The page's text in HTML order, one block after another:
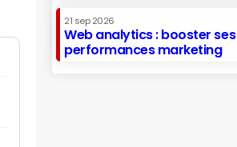
21 sep 2026
Web analytics : booster ses
performances marketing